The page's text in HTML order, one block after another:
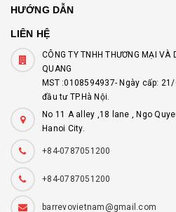
HƯỚNG DẪN
LIÊN HỆ
CÔNG TY TNHH THƯƠNG MẠI VÀ
QUANG
MST :0108594937- Ngày cấp:
đầu tư TP.Hà Nội.
No 11 A alley ,18 lane , Ngo
Hanoi City.
+84-0787051200
+84-0787051200
barrevovietnam@gmail.com